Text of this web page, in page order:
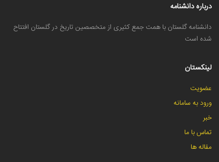
درباره دانشنامه
دانشنامه گلستان با همت جمع کثیری از متخصصین تاریخ در گلستان افتتاح
شده است
لینکستان
عضویت
ورود به سامانه
خبر
تماس با ما
مقاله ها